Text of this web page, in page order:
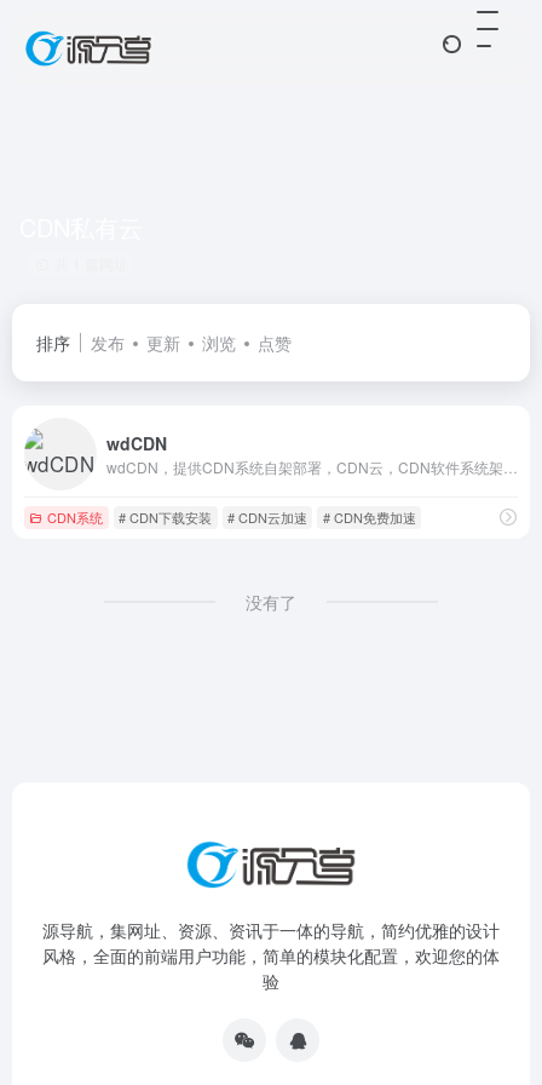
排序 发布 更新 浏览 点赞
wdCDN
CDN系统 # CDN下载安装 # CDN云加速 # CDN免费加速
没有了
源导航，集网址、资源、资讯于一体的导航，简约优雅的设计
风格，全面的前端用户功能，简单的模块化配置，欢迎您的体
验